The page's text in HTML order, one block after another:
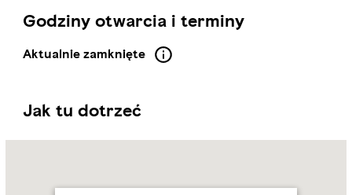
Godziny otwarcia i terminy
Aktualnie zamknięte
Jak tu dotrzeć
Address:Abu